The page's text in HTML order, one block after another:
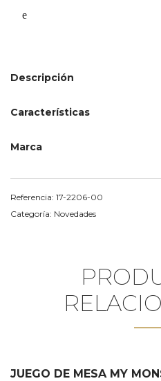
Descripción
Características
Marca
Referencia: 17-2206-00
Categoría: Novedades
JUEGO DE MESA MY